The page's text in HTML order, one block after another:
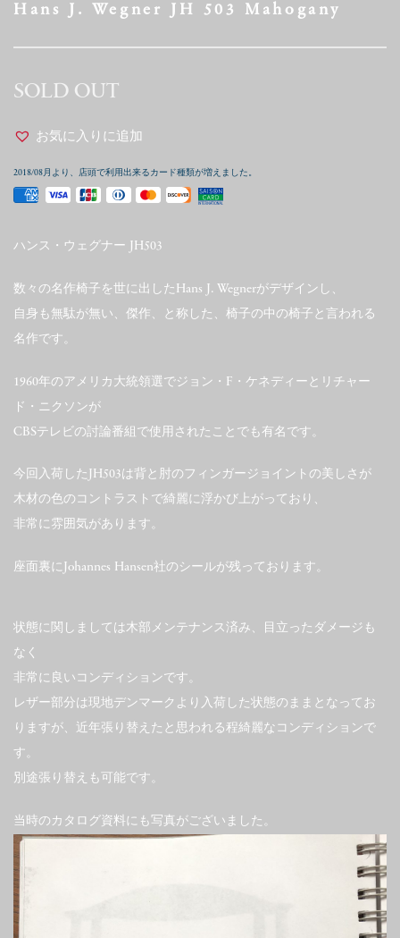
Hans J. Wegner JH 503 Mahogany
SOLD OUT
お気に入りに追加
2018/08月より、店頭で利用出来るカード種類が増えました。
ハンス・ウェグナー JH503
数々の名作椅子を世に出したHans J. Wegnerがデザインし、
自身も無駄が無い、傑作、と称した、椅子の中の椅子と言われる
名作です。
1960年のアメリカ大統領選でジョン・F・ケネディーとリチャー
ド・ニクソンが
CBSテレビの討論番組で使用されたことでも有名です。
今回入荷したJH503は背と肘のフィンガージョイントの美しさが
木材の色のコントラストで綺麗に浮かび上がっており、
非常に雰囲気があります。
座面裏にJohannes Hansen社のシールが残っております。
状態に関しましては木部メンテナンス済み、目立ったダメージも
なく
非常に良いコンディションです。
レザー部分は現地デンマークより入荷した状態のままとなってお
りますが、近年張り替えたと思われる程綺麗なコンディションで
す。
別途張り替えも可能です。
当時のカタログ資料にも写真がございました。